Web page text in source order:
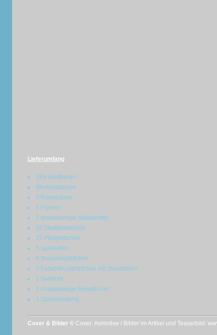
Lieferumfang
165 Wortkarten
Wertungstaube
5 Reisepässe
5 Figuren
2 doppelseitige Spielbretter
20 Stadtplankarten
25 Pfeilplättchen
5 Spielhilfen
6 Souvenirplättchen
5 Fußabdruckplättchen mit Standfüßen
1 Sanduhr
2 doppelseitige Reiseführer
1 Spielanleitung
Cover & Bilder © Cover: Asmodee / Bilder im Artikel und Teaserbild: